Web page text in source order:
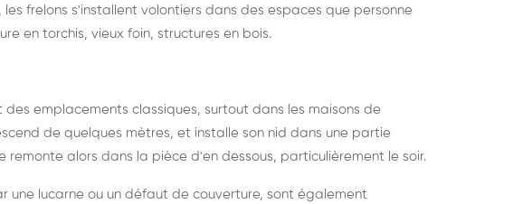
frelons s'installent volontiers dans des espaces que personne
en torchis, vieux foin, structures en bois.
des emplacements classiques, surtout dans les maisons de
de quelques mètres, et installe son nid dans une partie
alors dans la pièce d'en dessous, particulièrement le soir.
une lucarne ou un défaut de couverture, sont également